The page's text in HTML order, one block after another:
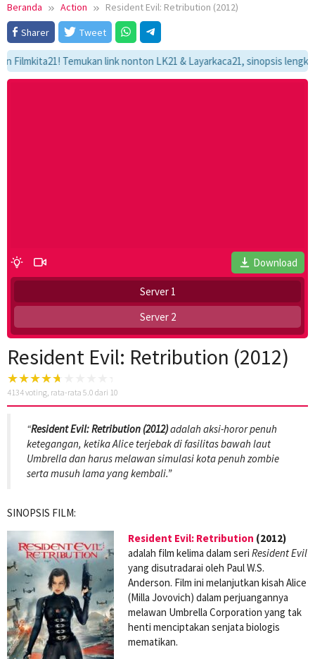
Beranda Action
Resident Evil: Retribution (2012)
Sharer
Tweet
Temukan link nonton LK21 & Layarkaca21, sinopsis
Download
Server 1
Server 2
Resident Evil: Retribution (2012)
4134voting, rata-rata 5.0 dari 10
“Resident Evil: Retribution (2012)adalah aksi-horor penuh
ketegangan, ketika Alice terjebak di fasilitas bawah laut
Umbrella dan harus melawan simulasi kota penuh zombie
serta musuh lama yang kembali.”
SINOPSIS FILM:
Resident Evil: Retribution (2012)
adalah film kelima dalam seri Resident Evil
yang disutradarai oleh Paul W.S.
Anderson. Film ini melanjutkan kisah Alice
(Milla Jovovich) dalam perjuangannya
melawan Umbrella Corporation yang tak
henti menciptakan senjata biologis
mematikan.